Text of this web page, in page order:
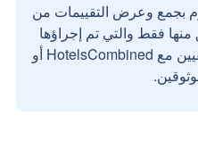
بجمع وعرض التقييمات من
فقط والتي تم إجراؤها
بواسطة مستخدمين حقيقيين مع HotelsCombined أو